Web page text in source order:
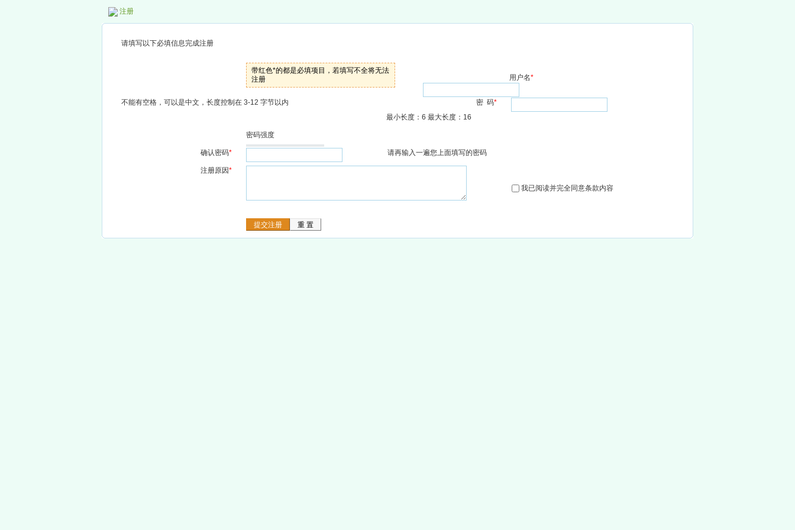
注册
请填写以下必填信息完成注册
带红色*的都是必填项目，若填写不全将无法
注册
用户名*
不能有空格，可以是中文，长度控制在 3-12 字节以内 密 码*
最小长度：6 最大长度：16
密码强度
确认密码* 请再输入一遍您上面填写的密码
注册原因*
我已阅读并完全同意条款内容